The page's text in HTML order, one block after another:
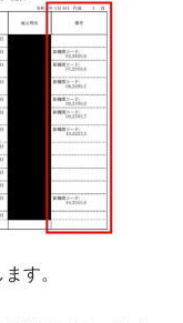
す。